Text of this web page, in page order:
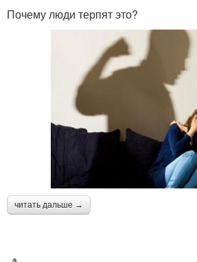
Почему люди терпят это?
читать дальше →